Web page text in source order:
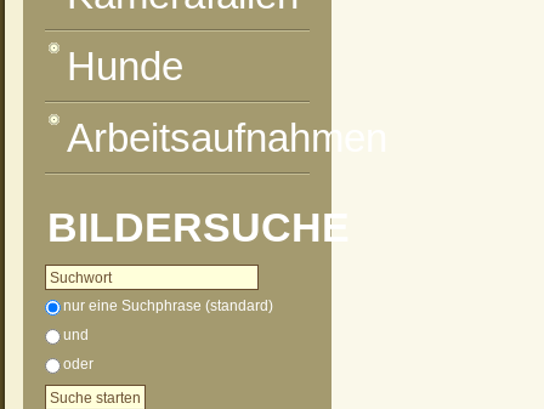
Hunde
Arbeitsaufnahmen
BILDERSUCHE
nur eine Suchphrase (standard)
und
oder